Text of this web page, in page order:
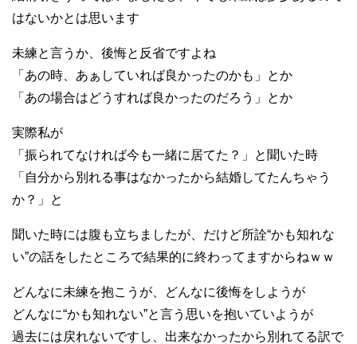
はないかとは思います
未練と言うか、後悔と反省ですよね
「あの時、あぁしていれば良かったのかも」とか
「あの場合はどうすれば良かったのだろう」とか
実際私が
「振られてなければ今も一緒に居てた？」と聞いた時
「自分から別れる事はなかったから結婚してたんちゃう
か？」と
聞いた時には腹も立ちましたが、だけど所詮“かも知れな
い”の話をしたところで結果的に終わってますからねｗｗ
どんなに未練を抱こうが、どんなに後悔をしようが
どんなに“かも知れない”と言う思いを抱いていようが
過去には戻れないですし、出来なかったから別れてる訳で